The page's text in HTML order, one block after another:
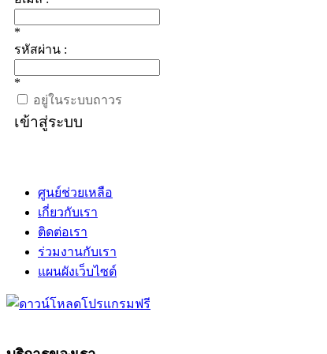
*
รหัสผ่าน :
*
อยู่ในระบบถาวร
เข้าสู่ระบบ
ศูนย์ช่วยเหลือ
เกี่ยวกับเรา
ติดต่อเรา
ร่วมงานกับเรา
แผนผังเว็บไซต์